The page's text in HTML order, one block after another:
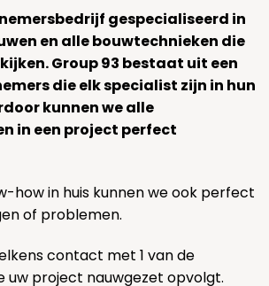
gespecialiseerd in
en alle bouwtechnieken die
Group 93 bestaat uit een
die elk specialist zijn in hun
kunnen we alle
in een project perfect
how in huis kunnen we ook perfect
of problemen.
contact met 1 van de
uw project nauwgezet opvolgt.